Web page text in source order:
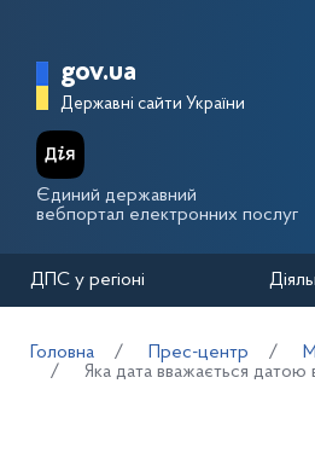
Головна
gov.ua
Державні сайти України
Єдиний державний
вебпортал електронних послуг
ДПС у регіоні
Головна Прес-центр
Яка дата вважається датою